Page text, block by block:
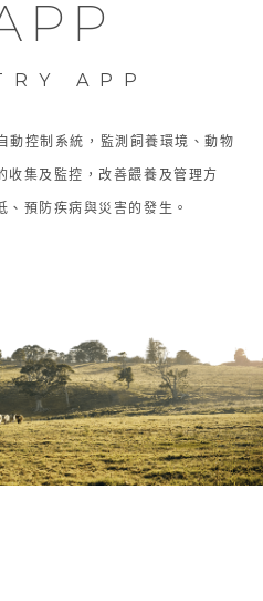
APP
控制系統，監測飼養環境、動物
收集及監控，改善餵養及管理方
預防疾病與災害的發生。